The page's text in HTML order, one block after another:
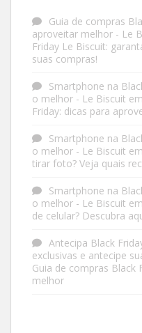
Guia de compras
aproveitar melhor - Le
Friday Le Biscuit:
suas compras!
Smartphone na
o melhor - Le Biscuit em
Friday: dicas para
Smartphone na
o melhor - Le Biscuit em
tirar foto? Veja quais
Smartphone na
o melhor - Le Biscuit em
de celular? Descubra
Antecipa Black
exclusivas e antecipe
Guia de compras Black
melhor